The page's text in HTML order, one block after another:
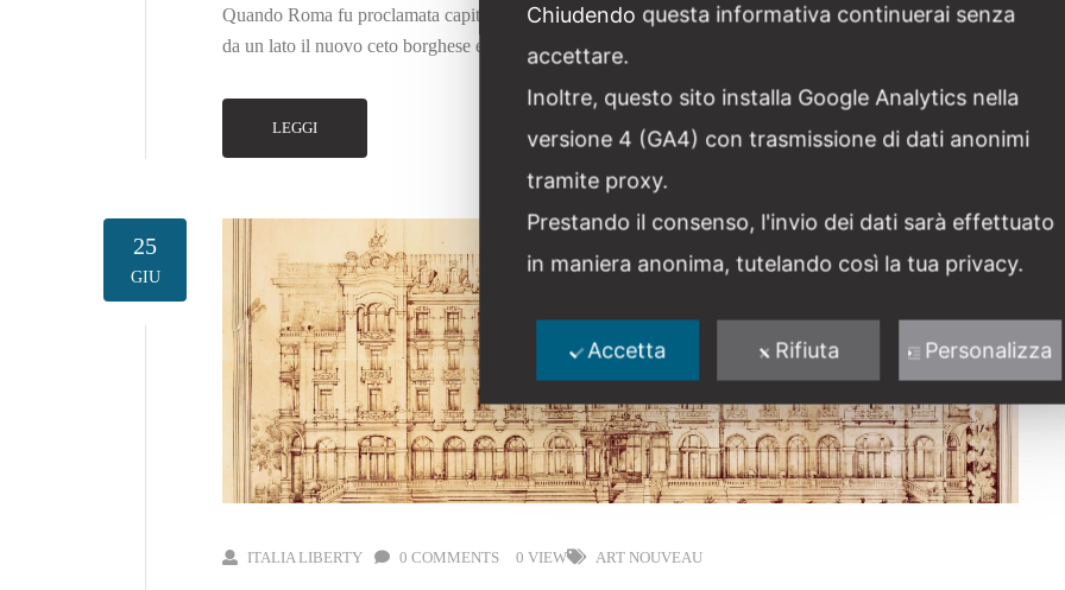
Quando Roma fu proclamata capitale d’Italia, la città attraversò un periodo di profonda trasformazione. Se
da un lato il nuovo ceto borghese e il capitalismo si affermavano, dall’altro, le forze
LEGGI Condividi post
25
GIU
ITALIA LIBERTY 0 COMMENTS 0 VIEW ART NOUVEAU
Chiudendo questa informativa continuerai senza
accettare.
Inoltre, questo sito installa Google Analytics nella
versione 4 (GA4) con trasmissione di dati anonimi
tramite proxy.
Prestando il consenso, l'invio dei dati sarà effettuato
in maniera anonima, tutelando così la tua privacy.
Accetta Rifiuta Personalizza